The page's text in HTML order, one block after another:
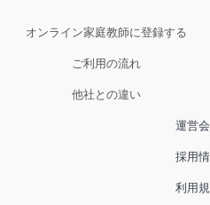
オンライン家庭教師に登録する
ご利用の流れ
他社との違い
運営
採用
利用